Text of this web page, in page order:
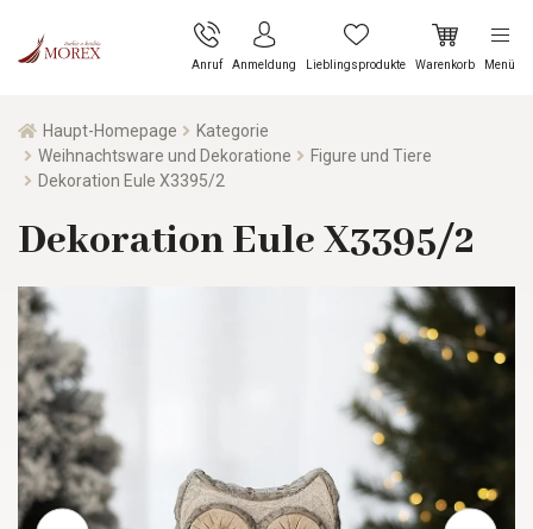
Anruf Anmeldung Lieblingsprodukte Warenkorb Menü
Haupt-Homepage
Kategorie
Weihnachtsware und Dekoratione
Figure und Tiere
Dekoration Eule X3395/2
Dekoration Eule X3395/2